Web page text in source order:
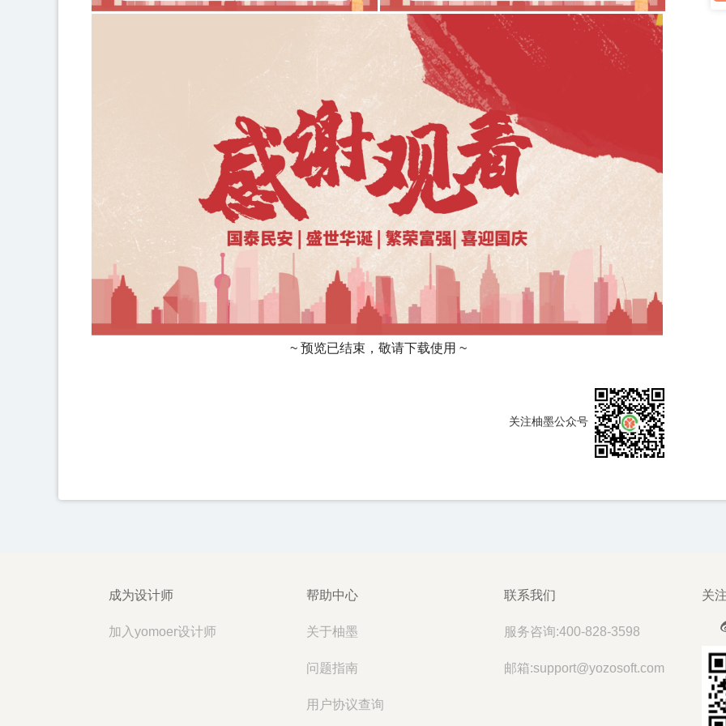
~ 预览已结束，敬请下载使用 ~
关注柚墨公众号
成为设计师
加入yomoer设计师
帮助中心
关于柚墨
问题指南
用户协议查询
联系我们
服务咨询:400-828-3598
邮箱:support@yozosoft.com
关